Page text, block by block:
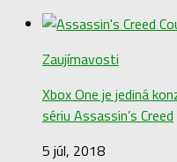
Zaujímavosti
Xbox One je jediná
sériu Assassin’s Creed
5 júl, 2018